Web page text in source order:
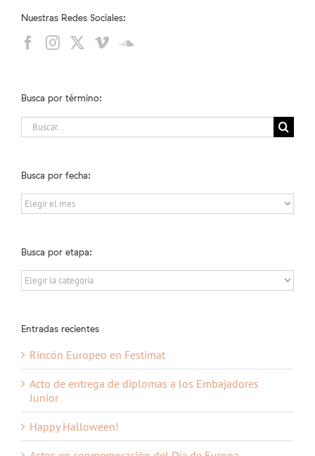
Nuestras Redes Sociales:
Busca por término:
Buscar:
Busca por fecha:
Busca
por
Busca por etapa:
Busca
por
Entradas recientes
Rincón Europeo en Festimat
Acto de entrega de diplomas a los Embajadores
Junior
Happy Halloween!